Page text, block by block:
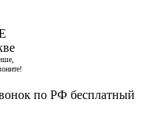
по РФ бесплатный